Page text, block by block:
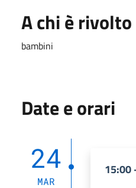
A chi è rivolto
bambini
Date e orari
24
MAR
15:00